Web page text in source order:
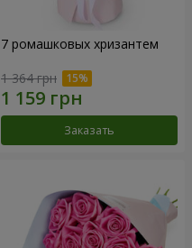
7 ромашковых хризантем
1 364 грн
Заказать